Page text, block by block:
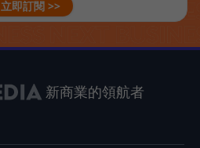
立即訂閱 >>
新商業的領航者